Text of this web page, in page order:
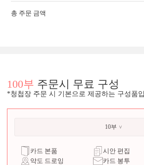
총 주문 금액
100부 주문시 무료 구성
*청첩장 주문 시 기본으로 제공하는 구성품
10부
카드 본품
시안 편집
약도 드로잉
카드 봉투